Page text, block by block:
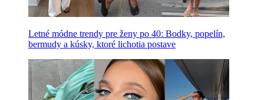
Letné módne trendy pre ženy po 40: Bodky, popelín,
bermudy a kúsky, ktoré lichotia postave